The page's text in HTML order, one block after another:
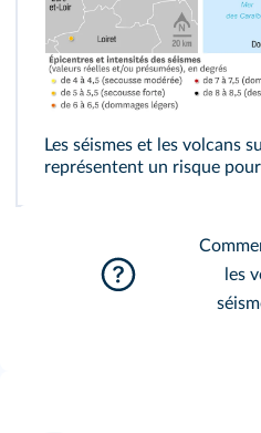
Les séismes et les volcans
représentent un risque
les